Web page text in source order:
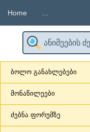
Home
ბოლო განახლებები
მონაწილეები
ძებნა ფორუმზე